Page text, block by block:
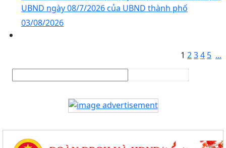
UBND ngày 08/7/2026 của UBND thành phố
03/08/2026
1 234 5 ...
V/v tăng cường công tác truyền thông phòng ngừa, giảm thiểu
lao động trẻ em
Kế hoạch truyền thông Kỳ thi tốt nghiệp trung học phổ thông
năm 2026
Xã An Khánh tổ chức hội nghị chuẩn bị công tác sáp nhập thôn
điều tra kinh tế năm 2026